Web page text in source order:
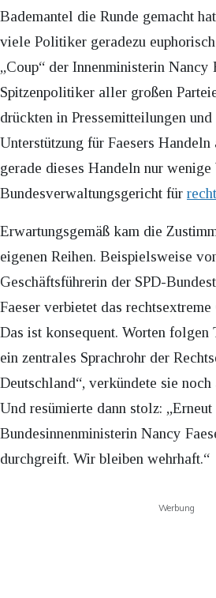
Bademantel die Runde gemacht
viele Politiker geradezu
„Coup“ der Innenministerin Nancy
Spitzenpolitiker aller großen
drückten in Pressemitteilungen
Unterstützung für Faesers Handeln
gerade dieses Handeln nur wenige
Bundesverwaltungsgericht für
Erwartungsgemäß kam die
eigenen Reihen. Beispielsweise
Geschäftsführerin der SPD-
Faeser verbietet das
Das ist konsequent. Worten folgen
ein zentrales Sprachrohr der
Deutschland“, verkündete sie
Und resümierte dann stolz:
Bundesinnenministerin Nancy
durchgreift. Wir bleiben wehrhaft.“
Werbung